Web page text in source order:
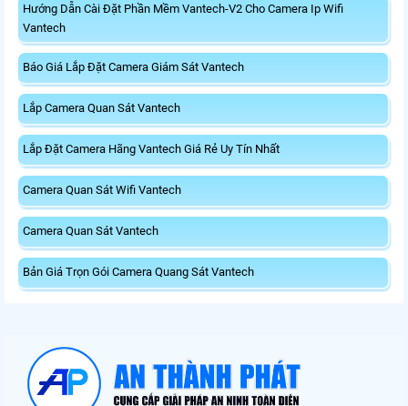
Hướng Dẫn Cài Đặt Phần Mềm Vantech-V2 Cho Camera Ip Wifi
Vantech
Báo Giá Lắp Đặt Camera Giám Sát Vantech
Lắp Camera Quan Sát Vantech
Lắp Đặt Camera Hãng Vantech Giá Rẻ Uy Tín Nhất
Camera Quan Sát Wifi Vantech
Camera Quan Sát Vantech
Bản Giá Trọn Gói Camera Quang Sát Vantech